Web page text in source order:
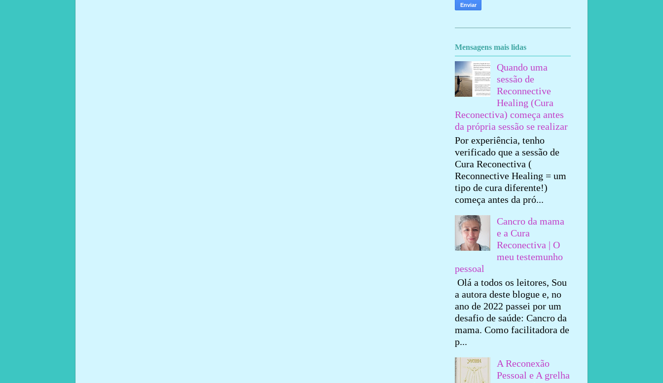
Mensagens mais lidas
Quando uma
sessão de
Reconnective
Healing (Cura
Reconectiva) começa antes
da própria sessão se realizar
Por experiência, tenho
verificado que a sessão de
Cura Reconectiva (
Reconnective Healing = um
tipo de cura diferente!)
começa antes da pró...
Cancro da mama
e a Cura
Reconectiva | O
meu testemunho
pessoal
Olá a todos os leitores, Sou
a autora deste blogue e, no
ano de 2022 passei por um
desafio de saúde: Cancro da
mama. Como facilitadora de
p...
A Reconexão
Pessoal e A grelha